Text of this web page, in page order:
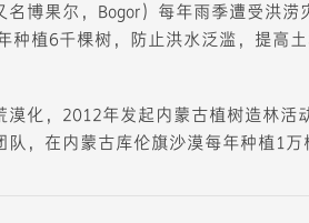
博果尔，Bogor）每年雨季遭受洪涝
种植6千棵树，防止洪水泛滥，提高土
化，2012年发起内蒙古植树造林活
，在内蒙古库伦旗沙漠每年种植1万